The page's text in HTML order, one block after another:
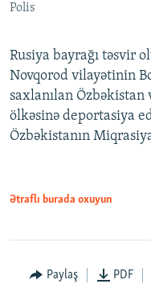
Polis
Rusiya bayrağı təsvir
Novqorod vilayətinin
saxlanılan Özbəkistan
ölkəsinə deportasiya
Özbəkistanın
Ətraflı burada oxuyun
Paylaş PDF